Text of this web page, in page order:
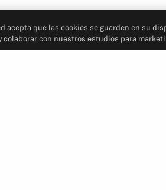
acepta que las cookies se guarden en su
con nuestros estudios para